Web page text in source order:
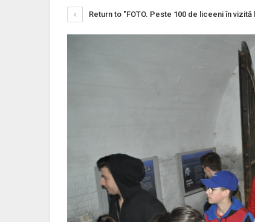
Return to "FOTO. Peste 100 de liceeni în vizită